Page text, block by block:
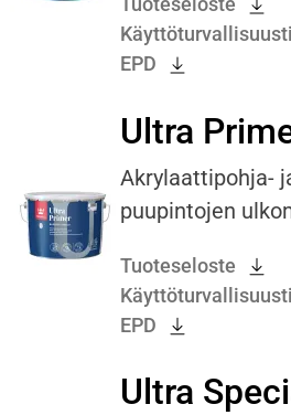
EPD
Ultra
Akrylaattipohja-
puupintojen
Tuoteseloste
EPD
Ultra